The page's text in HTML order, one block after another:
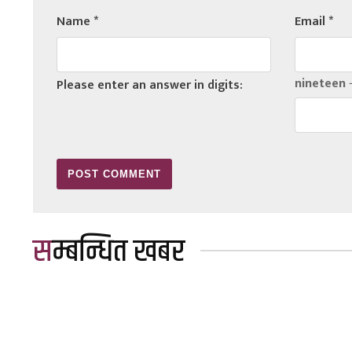
Name* Email*
Please enter an answer in digits: nineteen
सम्बन्धित खबर